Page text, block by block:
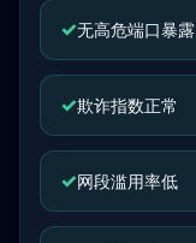
✓无高危端口暴露
✓欺诈指数正常
✓网段滥用率低